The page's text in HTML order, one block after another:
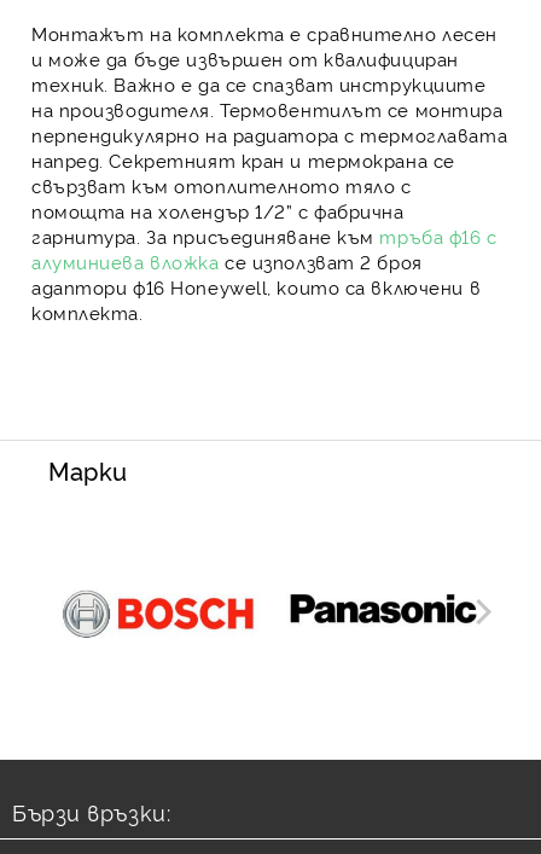
Монтажът на комплекта е сравнително лесен
и може да бъде извършен от квалифициран
техник. Важно е да се спазват инструкциите
на производителя.Термовентилът се монтира
перпендикулярно на радиатора с термоглавата
напред.Секретният кран и термокрана се
свързват към отоплителното тяло с
помощта на холендър 1/2” с фабрична
гарнитура. За присъединяване към тръба ф16 с
алуминиева вложка се използват 2 броя
адаптори ф16 Honeywell, които са включени в
комплекта.
Марки
Бързи връзки: